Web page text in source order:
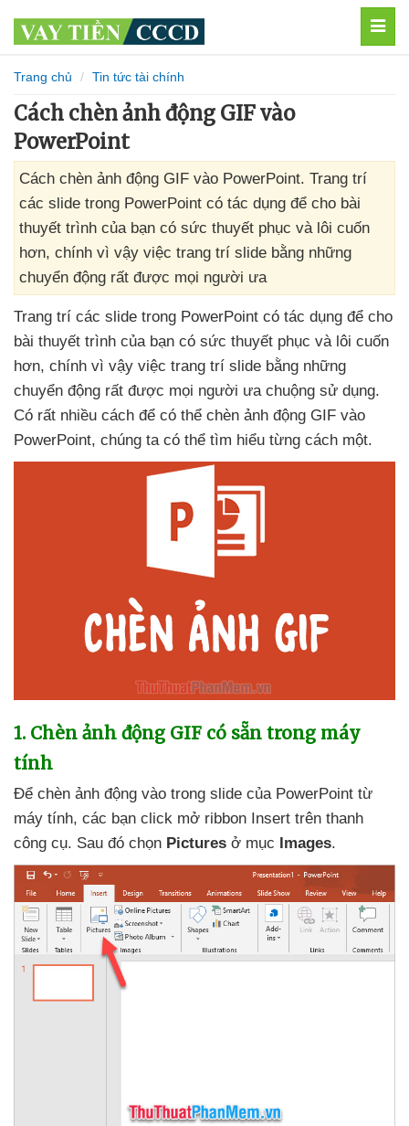
Trang chủ Tin tức tài chính
Cách chèn ảnh động GIF vào
PowerPoint
Cách chèn ảnh động GIF vào PowerPoint. Trang trí
các slide trong PowerPoint có tác dụng để cho bài
thuyết trình của bạn có sức thuyết phục và lôi cuốn
hơn, chính vì vậy việc trang trí slide bằng những
chuyển động rất được mọi người ưa
Trang trí các slide trong PowerPoint có tác dụng để cho
bài thuyết trình của bạn có sức thuyết phục và lôi cuốn
hơn, chính vì vậy việc trang trí slide bằng những
chuyển động rất được mọi người ưa chuộng sử dụng.
Có rất nhiều cách để có thể chèn ảnh động GIF vào
PowerPoint, chúng ta có thể tìm hiểu từng cách một.
1. Chèn ảnh động GIF có sẵn trong máy
tính
Để chèn ảnh động vào trong slide của PowerPoint từ
máy tính, các bạn click mở ribbon Insert trên thanh
công cụ. Sau đó chọn Pictures ở mục Images.